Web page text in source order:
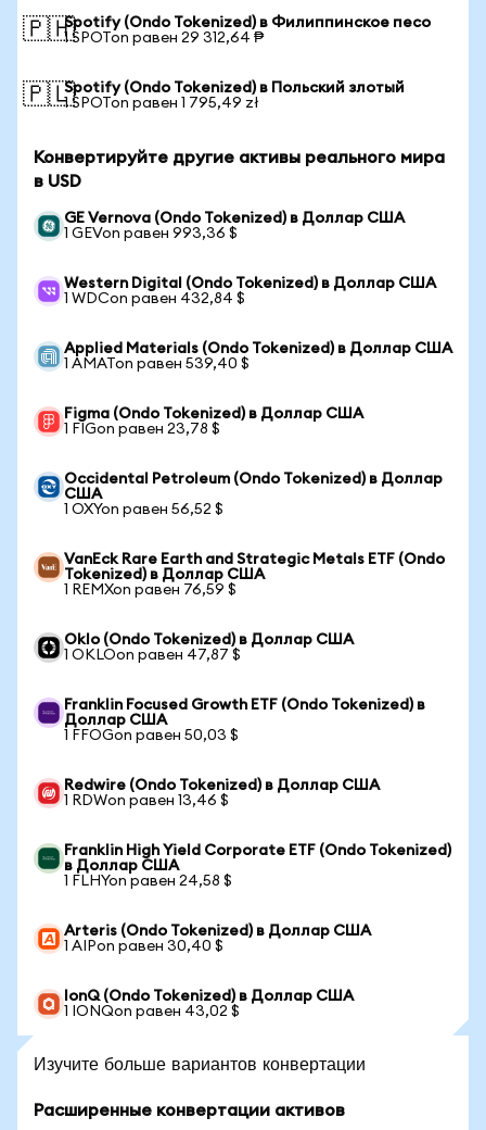
🇵🇭Spotify (Ondo Tokenized) в Филиппинское песо
1 SPOTon равен 29 312,64 ₱
🇵🇱Spotify (Ondo Tokenized) в Польский злотый
1 SPOTon равен 1 795,49 zł
Конвертируйте другие активы реального мира
в USD
GE Vernova (Ondo Tokenized) в Доллар США
1 GEVon равен 993,36 $
Western Digital (Ondo Tokenized) в Доллар США
1 WDCon равен 432,84 $
Applied Materials (Ondo Tokenized) в Доллар США
1 AMATon равен 539,40 $
Figma (Ondo Tokenized) в Доллар США
1 FIGon равен 23,78 $
Occidental Petroleum (Ondo Tokenized) в Доллар
США
1 OXYon равен 56,52 $
VanEck Rare Earth and Strategic Metals ETF (Ondo
Tokenized) в Доллар США
1 REMXon равен 76,59 $
Oklo (Ondo Tokenized) в Доллар США
1 OKLOon равен 47,87 $
Franklin Focused Growth ETF (Ondo Tokenized) в
Доллар США
1 FFOGon равен 50,03 $
Redwire (Ondo Tokenized) в Доллар США
1 RDWon равен 13,46 $
Franklin High Yield Corporate ETF (Ondo Tokenized)
в Доллар США
1 FLHYon равен 24,58 $
Arteris (Ondo Tokenized) в Доллар США
1 AIPon равен 30,40 $
IonQ (Ondo Tokenized) в Доллар США
1 IONQon равен 43,02 $
Изучите больше вариантов конвертации
Расширенные конвертации активов